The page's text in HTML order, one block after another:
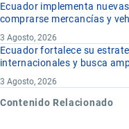
Ecuador implementa
comprarse mercancías y
3 Agosto, 2026
Ecuador fortalece su
internacionales y busca
3 Agosto, 2026
Contenido Relacionado